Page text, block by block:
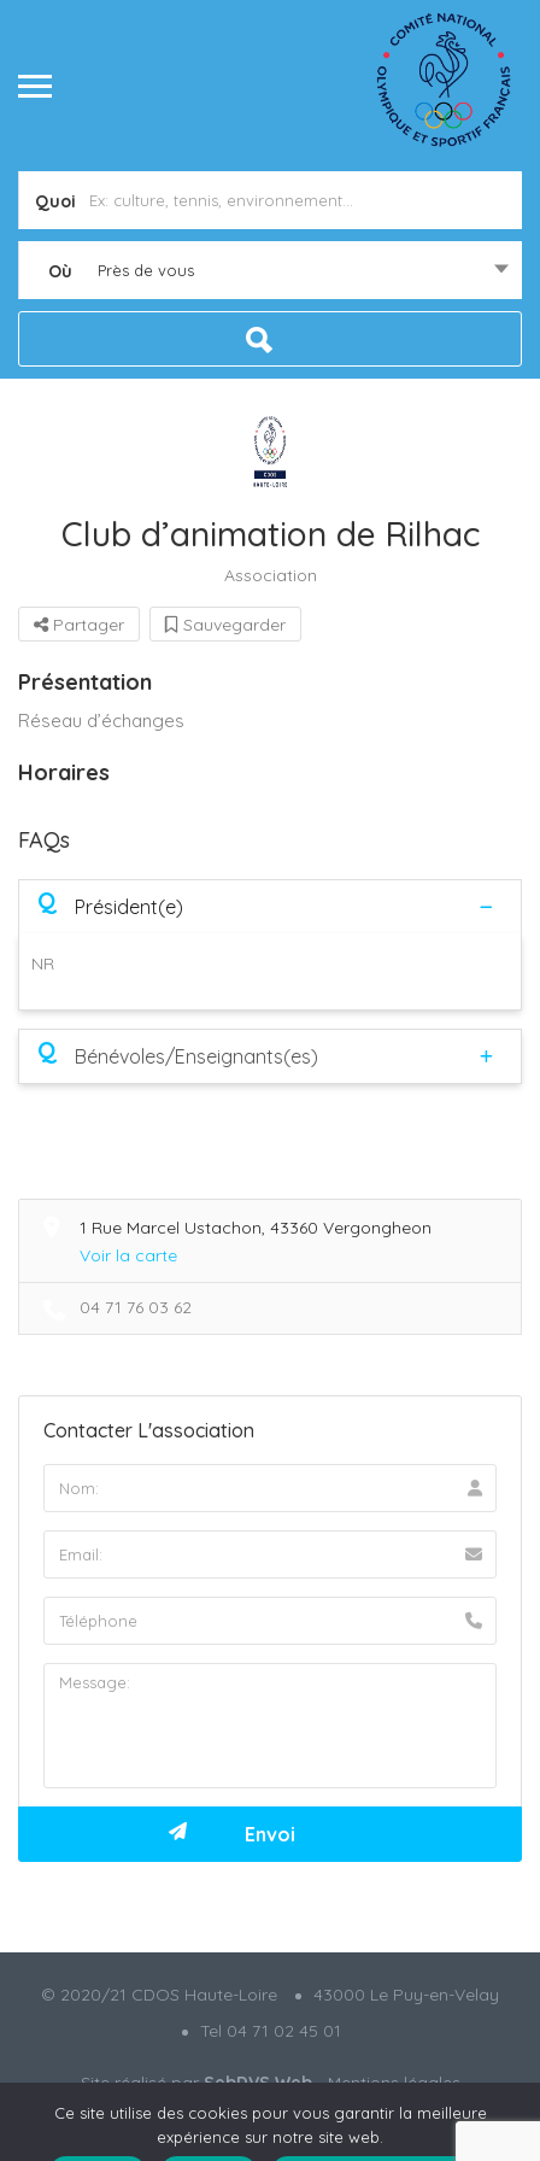
Quoi
Où Près de vous
Club d’animation de Rilhac
Association
Partager Sauvegarder
Présentation
Réseau d’échanges
Horaires
FAQs
Q Président(e)
NR
Q Bénévoles/Enseignants(es)
1 Rue Marcel Ustachon, 43360 Vergongheon
Voir la carte
04 71 76 03 62
Contacter L'association
© 2020/21 CDOS Haute-Loire
43000 Le Puy-en-Velay
Tel 04 71 02 45 01
Site réalisé parSebDVS Web-Mentions légales
Ce site utilise des cookies pour vous garantir la meilleure
expérience sur notre site web.